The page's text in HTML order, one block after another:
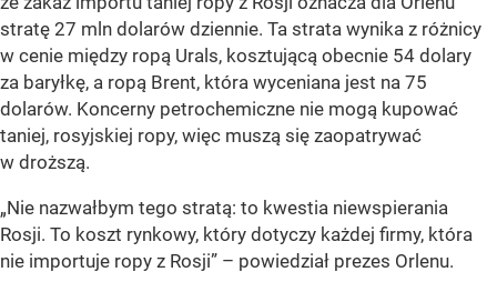
stratę 27 mln dolarów dziennie. Ta strata wynika z różnicy
w cenie między ropą Urals, kosztującą obecnie 54 dolary
za baryłkę, a ropą Brent, która wyceniana jest na 75
dolarów. Koncerny petrochemiczne nie mogą kupować
taniej, rosyjskiej ropy, więc muszą się zaopatrywać
w droższą.
„Nie nazwałbym tego stratą: to kwestia niewspierania
Rosji. To koszt rynkowy, który dotyczy każdej firmy, która
nie importuje ropy z Rosji” – powiedział prezes Orlenu.